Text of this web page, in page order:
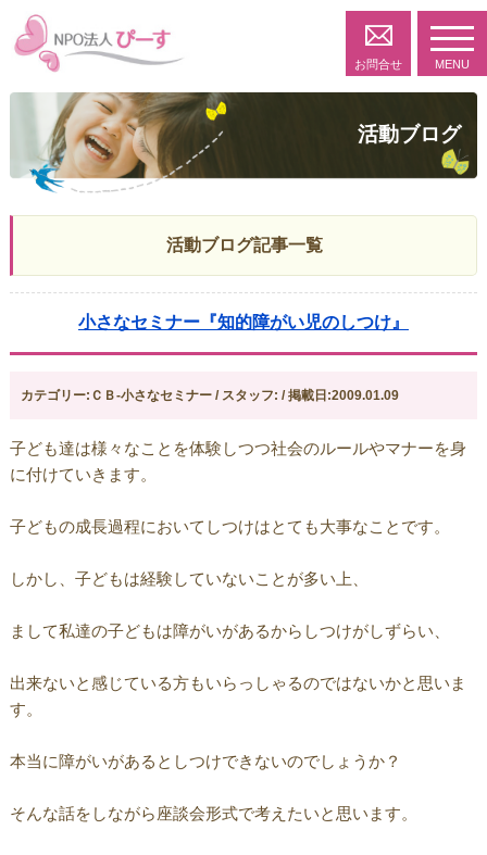
お問合せ MENU
活動ブログ
活動ブログ記事一覧
小さなセミナー『知的障がい児のしつけ』
カテゴリー:ＣＢ-小さなセミナー / スタッフ: / 掲載日:2009.01.09
子ども達は様々なことを体験しつつ社会のルールやマナーを身
に付けていきます。
子どもの成長過程においてしつけはとても大事なことです。
しかし、子どもは経験していないことが多い上、
まして私達の子どもは障がいがあるからしつけがしずらい、
出来ないと感じている方もいらっしゃるのではないかと思いま
す。
本当に障がいがあるとしつけできないのでしょうか？
そんな話をしながら座談会形式で考えたいと思います。